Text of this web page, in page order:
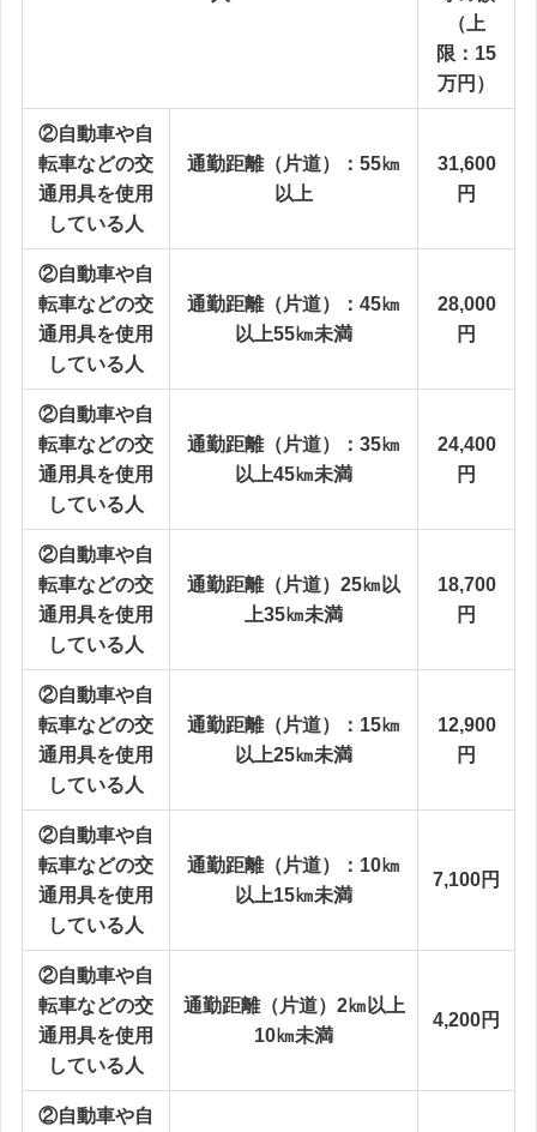
（上
限：15
万円）
②自動車や自
転車などの交
通用具を使用
している人
通勤距離（片道）：55㎞
以上
31,600
円
②自動車や自
転車などの交
通用具を使用
している人
通勤距離（片道）：45㎞
以上55㎞未満
28,000
円
②自動車や自
転車などの交
通用具を使用
している人
通勤距離（片道）：35㎞
以上45㎞未満
24,400
円
②自動車や自
転車などの交
通用具を使用
している人
通勤距離（片道）25㎞以
上35㎞未満
18,700
円
②自動車や自
転車などの交
通用具を使用
している人
通勤距離（片道）：15㎞
以上25㎞未満
12,900
円
②自動車や自
転車などの交
通用具を使用
している人
通勤距離（片道）：10㎞
以上15㎞未満
7,100円
②自動車や自
転車などの交
通用具を使用
している人
通勤距離（片道）2㎞以上
10㎞未満
4,200円
②自動車や自